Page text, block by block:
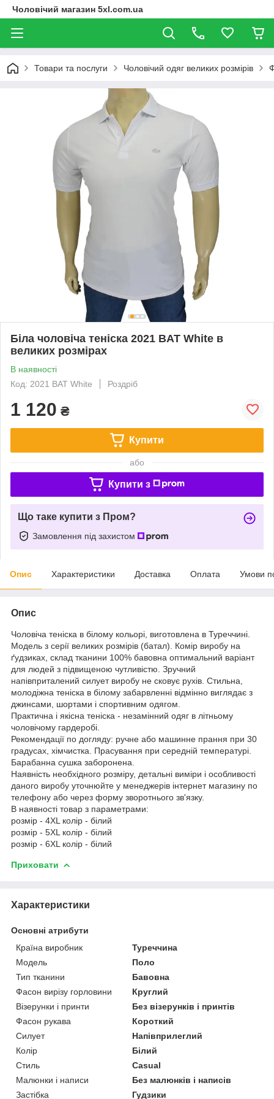
Чоловічий магазин 5xl.com.ua
Товари та послуги Чоловічий одяг великих розмірів
Біла чоловіча теніска 2021 BAT White в
великих розмірах
В наявності
Код: 2021 BAT White
Роздріб
1 120 ₴
Купити
або
Купити з
Що таке купити з Пром?
Замовлення під захистом
Опис Характеристики Доставка Оплата Умови
Опис
Чоловіча теніска в білому кольорі, виготовлена в Туреччині.
Модель з серії великих розмірів (батал). Комір виробу на
ґудзиках, склад тканини 100% бавовна оптимальний варіант
для людей з підвищеною чутливістю. Зручний
напівприталений силует виробу не сковує рухів. Стильна,
молодіжна теніска в білому забарвленні відмінно виглядає з
джинсами, шортами і спортивним одягом.
Практична і якісна теніска - незамінний одяг в літньому
чоловічому гардеробі.
Рекомендації по догляду: ручне або машинне прання при 30
градусах, хімчистка. Прасування при середній температурі.
Барабанна сушка заборонена.
Наявність необхідного розміру, детальні виміри і особливості
даного виробу уточнюйте у менеджерів інтернет магазину по
телефону або через форму зворотнього зв'язку.
В наявності товар з параметрами:
розмір - 4XL колір - білий
розмір - 5XL колір - білий
розмір - 6XL колір - білий
Приховати
Характеристики
Основні атрибути
Країна виробник
Туреччина
Модель
Поло
Тип тканини
Бавовна
Фасон вирізу горловини
Круглий
Візерунки і принти
Без візерунків і принтів
Фасон рукава
Короткий
Силует
Напівприлеглий
Колір
Білий
Стиль
Casual
Малюнки і написи
Без малюнків і написів
Застібка
Гудзики